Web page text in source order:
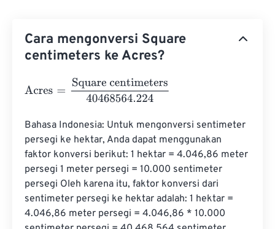
Cara mengonversi Square
centimeters ke Acres?
Acres Square centimeters40468564.224
Bahasa Indonesia: Untuk mengonversi sentimeter
persegi ke hektar, Anda dapat menggunakan
faktor konversi berikut: 1 hektar = 4.046,86 meter
persegi 1 meter persegi = 10.000 sentimeter
persegi Oleh karena itu, faktor konversi dari
sentimeter persegi ke hektar adalah: 1 hektar =
4.046,86 meter persegi = 4.046,86 * 10.000